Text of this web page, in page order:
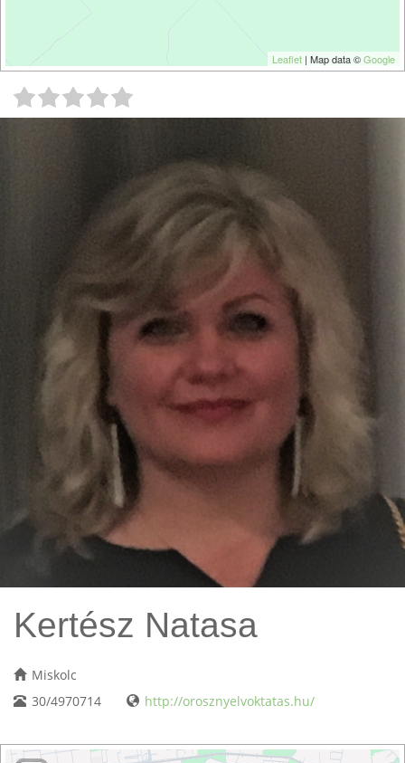
Leaflet | Map data ©Google
Kertész Natasa
Miskolc
30/4970714
http://orosznyelvoktatas.hu/